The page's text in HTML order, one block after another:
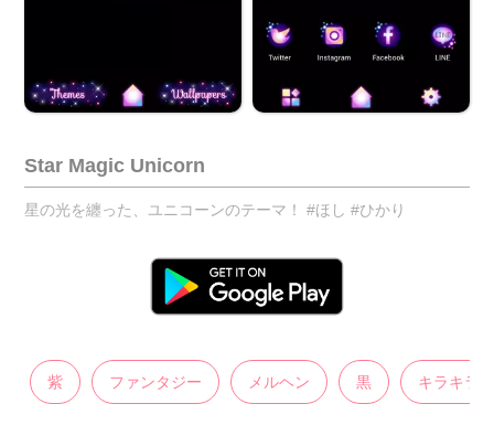
Star Magic Unicorn
星の光を纏った、ユニコーンのテーマ！ #ほし #ひかり
紫 ファンタジー メルヘン 黒 キラキラ